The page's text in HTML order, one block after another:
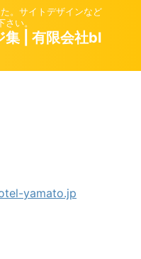
。サイトデザインなど
い。
集 | 有限会社bl